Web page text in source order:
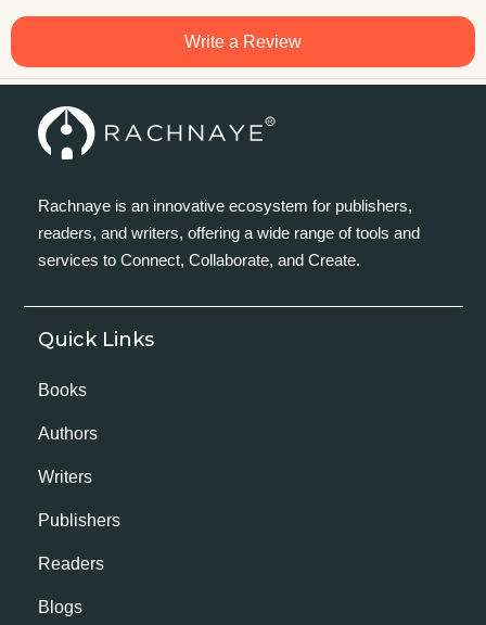
Write a Review
Rachnaye is an innovative ecosystem for publishers,
readers, and writers, offering a wide range of tools and
services to Connect, Collaborate, and Create.
Quick Links
Books
Authors
Writers
Publishers
Readers
Blogs